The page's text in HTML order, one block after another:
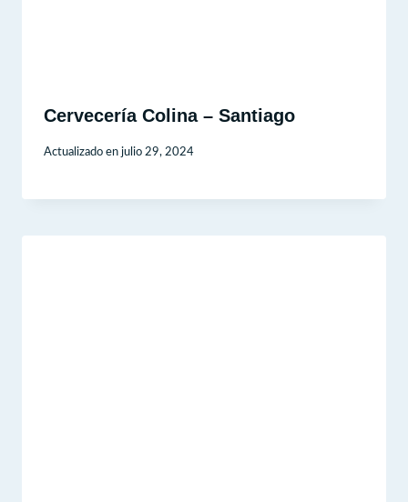
Cervecería Colina – Santiago
Actualizado en julio 29, 2024